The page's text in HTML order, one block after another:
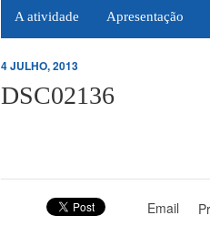
A atividade Apresentação
4 JULHO, 2013
DSC02136
Email